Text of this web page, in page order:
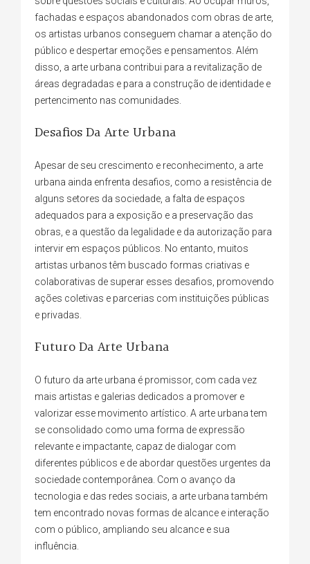
fachadas e espaços abandonados com obras de arte,
os artistas urbanos conseguem chamar a atenção do
público e despertar emoções e pensamentos. Além
disso, a arte urbana contribui para a revitalização de
áreas degradadas e para a construção de identidade e
pertencimento nas comunidades.
Desafios Da Arte Urbana
Apesar de seu crescimento e reconhecimento, a arte
urbana ainda enfrenta desafios, como a resistência de
alguns setores da sociedade, a falta de espaços
adequados para a exposição e a preservação das
obras, e a questão da legalidade e da autorização para
intervir em espaços públicos. No entanto, muitos
artistas urbanos têm buscado formas criativas e
colaborativas de superar esses desafios, promovendo
ações coletivas e parcerias com instituições públicas
e privadas.
Futuro Da Arte Urbana
O futuro da arte urbana é promissor, com cada vez
mais artistas e galerias dedicados a promover e
valorizar esse movimento artístico. A arte urbana tem
se consolidado como uma forma de expressão
relevante e impactante, capaz de dialogar com
diferentes públicos e de abordar questões urgentes da
sociedade contemporânea. Com o avanço da
tecnologia e das redes sociais, a arte urbana também
tem encontrado novas formas de alcance e interação
com o público, ampliando seu alcance e sua
influência.